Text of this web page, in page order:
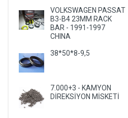
MASERATI
MAZDA
MERCEDES
MERCURY
MITSUBISHI
NISSAN
OLDSMOBILE
VOLKSWAGEN PASSAT
B3-B4 23MM RACK
BAR - 1991-1997
CHINA
38*50*8-9,5
7.000+3 - KAMYON
DİREKSİYON MİSKETİ